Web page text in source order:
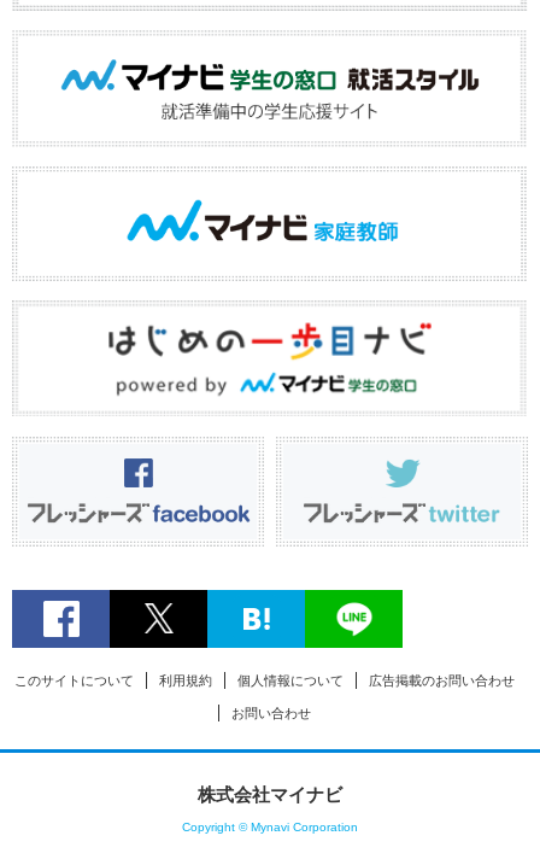
このサイトについて 利用規約 個人情報について 広告掲載のお問い合わせ
お問い合わせ
株式会社マイナビ
Copyright © Mynavi Corporation